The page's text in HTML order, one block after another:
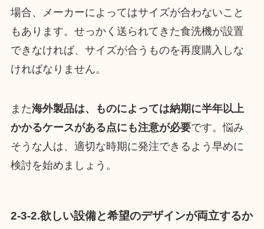
場合、メーカーによってはサイズが合わないこと
もあります。せっかく送られてきた食洗機が設置
できなければ、サイズが合うものを再度購入しな
ければなりません。
また海外製品は、ものによっては納期に半年以上
かかるケースがある点にも注意が必要です。悩み
そうな人は、適切な時期に発注できるよう早めに
検討を始めましょう。
2-3-2.欲しい設備と希望のデザインが両立するか